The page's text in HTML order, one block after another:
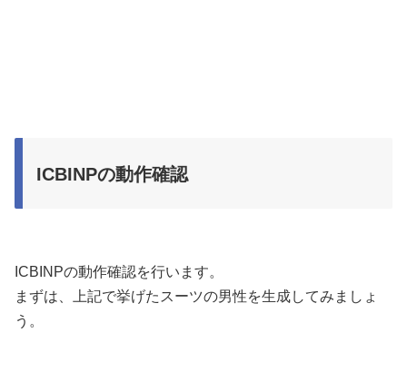
ICBINPの動作確認
ICBINPの動作確認を行います。
まずは、上記で挙げたスーツの男性を生成してみましょ
う。